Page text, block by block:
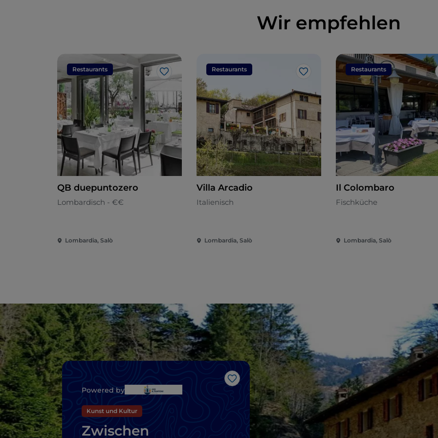
Wir empfehlen
Restaurants
Like
QB duepuntozero
Lombardisch - €€
Lombardia, Salò
Restaurants
Like
Villa Arcadio
Italienisch
Lombardia, Salò
Restaurants
Il Colombaro
Fischküche
Lombardia, Salò
Like
Powered by
Kunst und Kultur
Zwischen